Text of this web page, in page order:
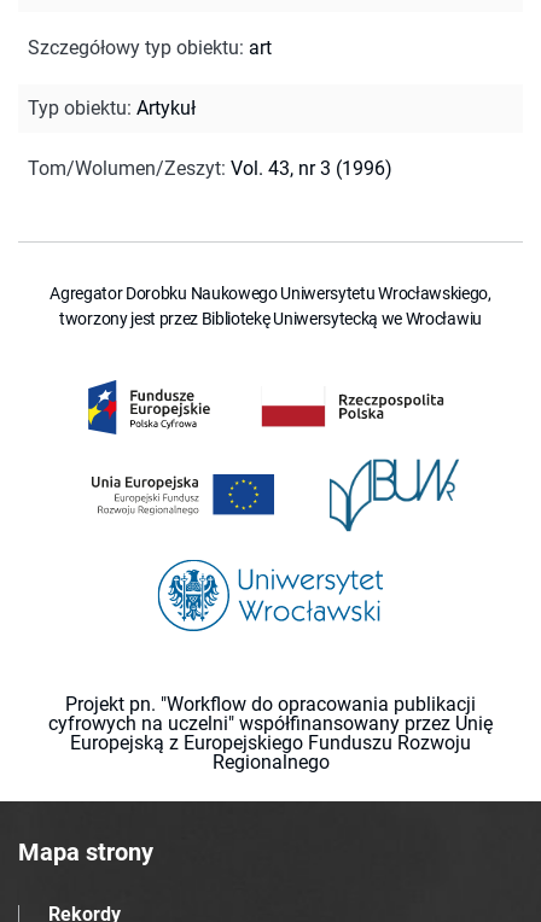
Szczegółowy typ obiektu: art
Typ obiektu: Artykuł
Tom/Wolumen/Zeszyt: Vol. 43, nr 3 (1996)
Agregator Dorobku Naukowego Uniwersytetu Wrocławskiego,
tworzony jest przez Bibliotekę Uniwersytecką we Wrocławiu
Projekt pn. "Workflow do opracowania publikacji
cyfrowych na uczelni" współfinansowany przez Unię
Europejską z Europejskiego Funduszu Rozwoju
Regionalnego
Mapa strony
Rekordy